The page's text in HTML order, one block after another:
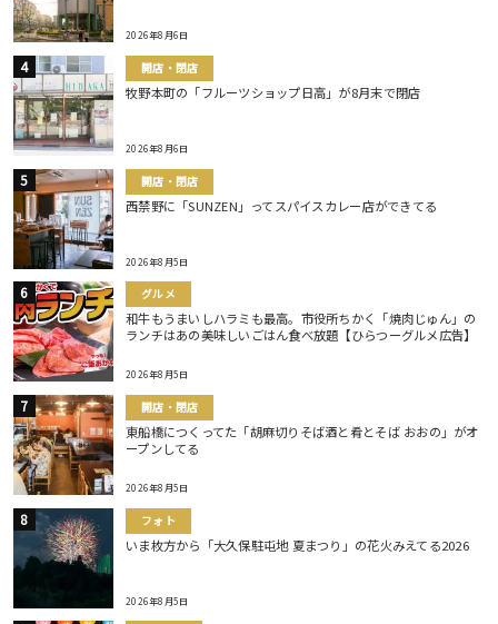
2026年8月6日
開店・閉店
牧野本町の「フルーツショップ日高」が8月末で閉店
2026年8月6日
開店・閉店
西禁野に「SUNZEN」ってスパイスカレー店ができてる
2026年8月5日
グルメ
和牛もうまいしハラミも最高。市役所ちかく「焼肉じゅん」の
ランチはあの美味しいごはん食べ放題【ひらつーグルメ広告】
2026年8月5日
開店・閉店
東船橋につくってた「胡麻切りそば酒と肴とそば おおの」がオ
ープンしてる
2026年8月5日
フォト
いま枚方から「大久保駐屯地 夏まつり」の花火みえてる2026
2026年8月5日